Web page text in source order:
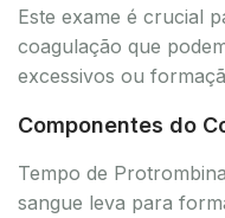
Este exame é crucial
coagulação que
excessivos ou
Componentes do
Tempo de
sangue leva para